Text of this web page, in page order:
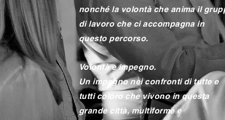
nonché la volontà che anima il
di lavoro che ci accompagna in
questo percorso.
Volontà e impegno.
Un impegno nei confronti di tutte e
tutti coloro che vivono in questa
grande città, multiforme e